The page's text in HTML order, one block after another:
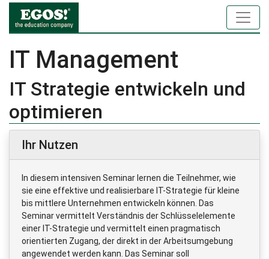
IT Management
IT Strategie entwickeln und
optimieren
Ihr Nutzen
In diesem intensiven Seminar lernen die Teilnehmer, wie
sie eine effektive und realisierbare IT-Strategie für kleine
bis mittlere Unternehmen entwickeln können. Das
Seminar vermittelt Verständnis der Schlüsselelemente
einer IT-Strategie und vermittelt einen pragmatisch
orientierten Zugang, der direkt in der Arbeitsumgebung
angewendet werden kann. Das Seminar soll